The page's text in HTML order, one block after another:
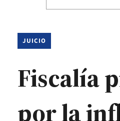
JUICIO
Fiscalía
por la